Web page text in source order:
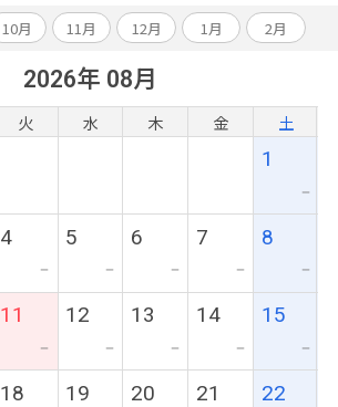
10月 11月 12月 1月 2月
2026年 08月
火 水 木 金 土
1
ー
4
ー
5
ー
6
ー
7
ー
8
ー
11
ー
12
ー
13
ー
14
ー
15
ー
18 19 20 21 22